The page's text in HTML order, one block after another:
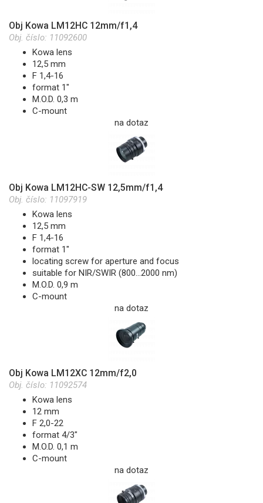
Obj Kowa LM12HC 12mm/f1,4
Obj. číslo: 11092600
Kowa lens
12,5 mm
F 1,4-16
format 1"
M.O.D. 0,3 m
C-mount
na dotaz
Obj Kowa LM12HC-SW 12,5mm/f1,4
Obj. číslo: 11097919
Kowa lens
12,5 mm
F 1,4-16
format 1"
locating screw for aperture and focus
suitable for NIR/SWIR (800...2000 nm)
M.O.D. 0,9 m
C-mount
na dotaz
Obj Kowa LM12XC 12mm/f2,0
Obj. číslo: 11092574
Kowa lens
12 mm
F 2,0-22
format 4/3"
M.O.D. 0,1 m
C-mount
na dotaz